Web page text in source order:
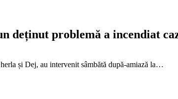
deținut problemă a incendiat
și Dej, au intervenit sâmbătă după-amiază la…